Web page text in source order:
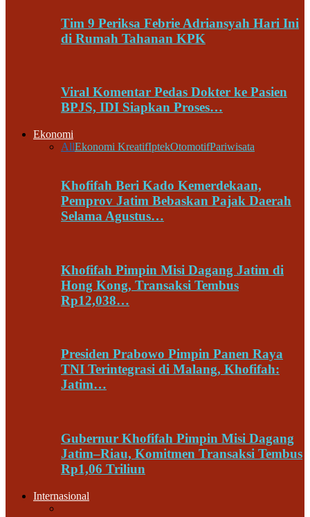
Tim 9 Periksa Febrie Adriansyah Hari Ini
di Rumah Tahanan KPK
Viral Komentar Pedas Dokter ke Pasien
BPJS, IDI Siapkan Proses…
Ekonomi
AllEkonomi KreatifIptekOtomotifPariwisata
Khofifah Beri Kado Kemerdekaan,
Pemprov Jatim Bebaskan Pajak Daerah
Selama Agustus…
Khofifah Pimpin Misi Dagang Jatim di
Hong Kong, Transaksi Tembus
Rp12,038…
Presiden Prabowo Pimpin Panen Raya
TNI Terintegrasi di Malang, Khofifah:
Jatim…
Gubernur Khofifah Pimpin Misi Dagang
Jatim–Riau, Komitmen Transaksi Tembus
Rp1,06 Triliun
Internasional